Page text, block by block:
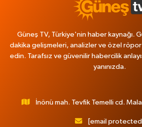
Güneş TV, Türkiye'nin haber kaynağı.
dakika gelişmeleri, analizler ve özel
edin. Tarafsız ve güvenilir habercilik
yanınızda.
İnönü mah. Tevfik Temelli cd.
[email